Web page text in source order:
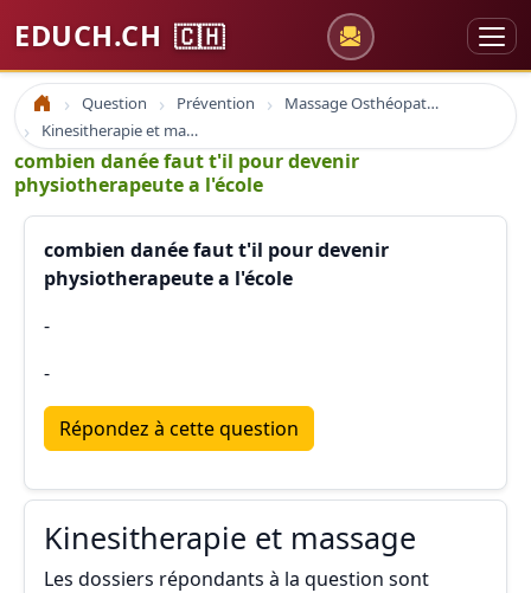
EDUCH.CH 🇨🇭
Accueil Question Prévention
Massage Osthéopathie Kinésiologie
Kinesitherapie et massage
combien danée faut t'il pour devenir
physiotherapeute a l'école
combien danée faut t'il pour devenir
physiotherapeute a l'école
-
-
Répondez à cette question
Kinesitherapie et massage
Les dossiers répondants à la question sont